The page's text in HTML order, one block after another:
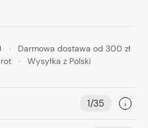
Darmowa dostawa od 300 zł
Wysyłka z Polski
1/35